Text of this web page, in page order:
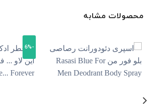
محصولات مشابه
-6%